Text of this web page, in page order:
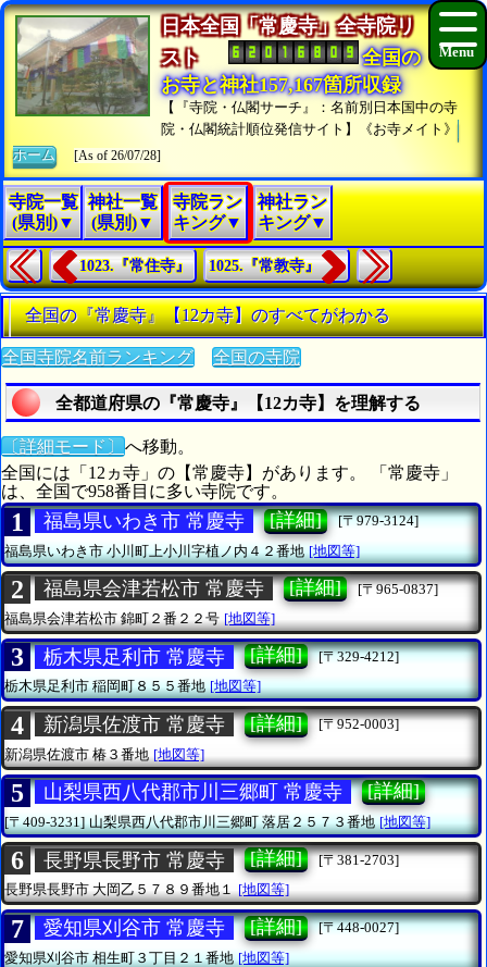
日本全国「常慶寺」全寺院リ
スト
全国の
お寺と神社157,167箇所収録
【『寺院・仏閣サーチ』：名前別日本国中の寺
院・仏閣統計順位発信サイト】《お寺メイト》
ホーム
[As of 26/07/28]
寺院一覧
(県別)▼
神社一覧
(県別)▼
寺院ラン
キング▼
神社ラン
キング▼
1023.『常住寺』 1025.『常教寺』
全国の『常慶寺』【12カ寺】のすべてがわかる
全国寺院名前ランキング 全国の寺院
全都道府県の『常慶寺』【12カ寺】を理解する
〔詳細モード〕 へ移動。
全国には「12ヵ寺」の【常慶寺】があります。 「常慶寺」
は、全国で958番目に多い寺院です。
1 福島県いわき市 常慶寺 [詳細]
[〒979-3124]
福島県いわき市小川町上小川字植ノ内４２番地 [地図等]
2 福島県会津若松市 常慶寺 [詳細]
[〒965-0837]
福島県会津若松市 錦町２番２２号 [地図等]
3 栃木県足利市 常慶寺 [詳細]
[〒329-4212]
栃木県足利市稲岡町８５５番地 [地図等]
4 新潟県佐渡市 常慶寺 [詳細]
[〒952-0003]
新潟県佐渡市 椿３番地 [地図等]
5 山梨県西八代郡市川三郷町 常慶寺 [詳細]
[〒409-3231] 山梨県西八代郡市川三郷町落居２５７３番地 [地図等]
6 長野県長野市 常慶寺 [詳細]
[〒381-2703]
長野県長野市大岡乙５７８９番地１ [地図等]
7 愛知県刈谷市 常慶寺 [詳細]
[〒448-0027]
愛知県刈谷市相生町３丁目２１番地 [地図等]